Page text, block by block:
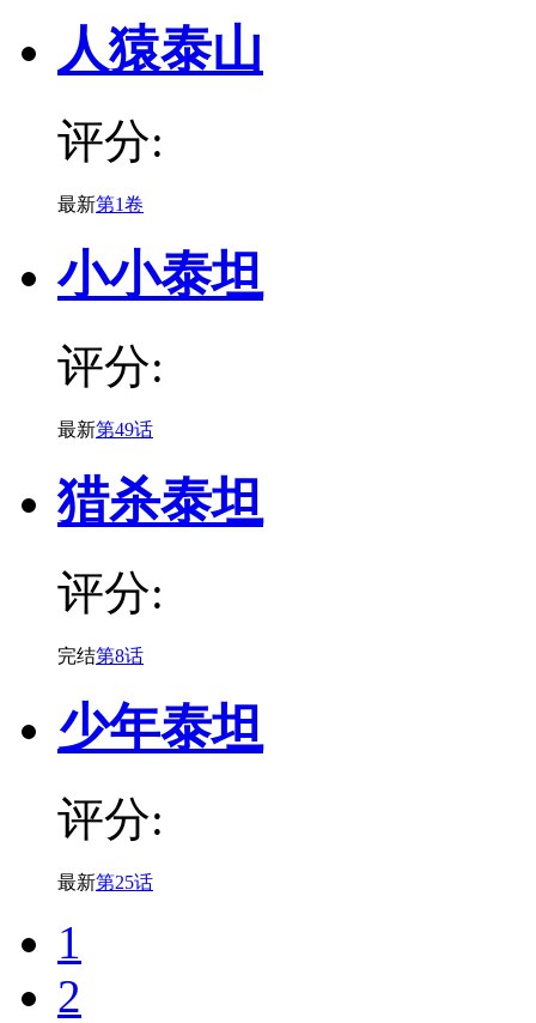
人猿泰山
评分:
最新第1卷
小小泰坦
评分:
最新第49话
猎杀泰坦
评分:
完结第8话
少年泰坦
评分:
最新第25话
1
2